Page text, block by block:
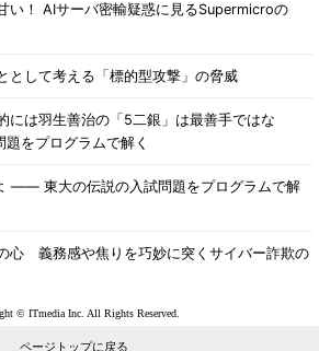
い！ AIサーバ密輸疑惑に見るSupermicroの
として考える「標的型攻撃」の脅威
には羽生善治の「5二銀」は最善手ではな
をプログラムで解く
―― 東大の伝説の入試問題をプログラムで解
心 義務感や焦りを巧妙に突くサイバー詐欺の
© ITmedia Inc. All Rights Reserved.
ページトップに戻る